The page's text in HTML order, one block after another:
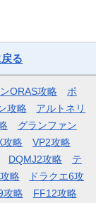
る
ORAS攻略
ポ
攻略
アルトネリ
グランファン
攻略
VP2攻略
DQMJ2攻略
テ
略
ドラクエ6攻
攻略 FF12攻略